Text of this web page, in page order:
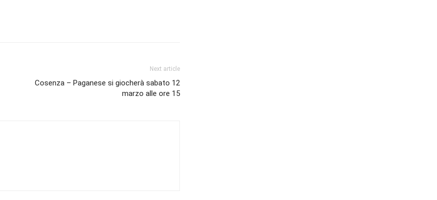
Next article
Cosenza – Paganese si giocherà sabato 12
marzo alle ore 15